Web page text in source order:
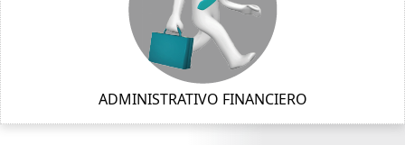
ADMINISTRATIVO FINANCIERO